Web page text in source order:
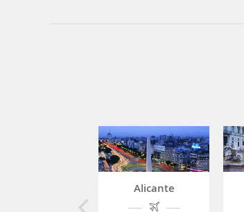
Alicante